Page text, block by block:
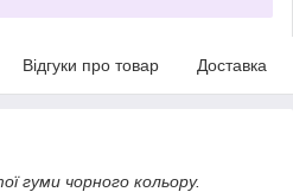
Відгуки про товар Доставка
гуми чорного кольору.